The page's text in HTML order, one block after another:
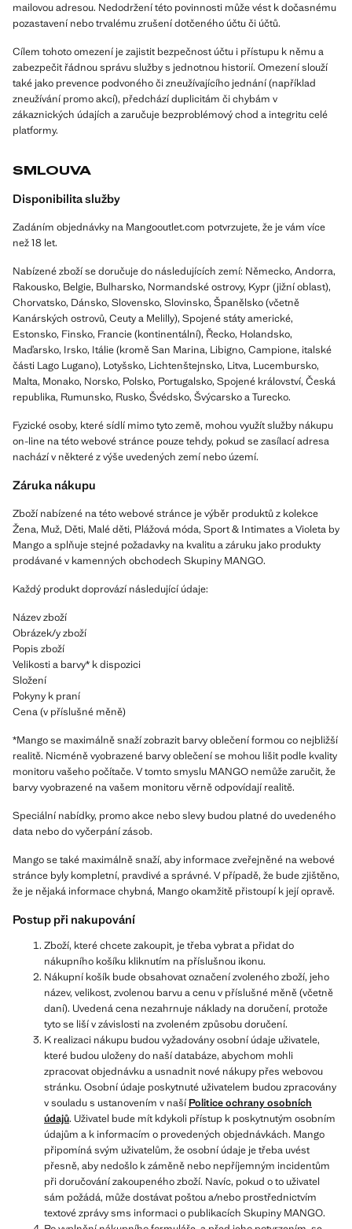
mailovou adresou. Nedodržení této povinnosti může vést k dočasnému
pozastavení nebo trvalému zrušení dotčeného účtu či účtů.
Cílem tohoto omezení je zajistit bezpečnost účtu i přístupu k němu a
zabezpečit řádnou správu služby s jednotnou historií. Omezení slouží
také jako prevence podvoného či zneužívajícího jednání (například
zneužívání promo akcí), předchází duplicitám či chybám v
zákaznických údajích a zaručuje bezproblémový chod a integritu celé
platformy.
SMLOUVA
Disponibilita služby
Zadáním objednávky na Mangooutlet.com potvrzujete, že je vám více
než 18 let.
Nabízené zboží se doručuje do následujících zemí: Německo, Andorra,
Rakousko, Belgie, Bulharsko, Normandské ostrovy, Kypr (jižní oblast),
Chorvatsko, Dánsko, Slovensko, Slovinsko, Španělsko (včetně
Kanárských ostrovů, Ceuty a Melilly), Spojené státy americké,
Estonsko, Finsko, Francie (kontinentální), Řecko, Holandsko,
Maďarsko, Irsko, Itálie (kromě San Marina, Libigno, Campione, italské
části Lago Lugano), Lotyšsko, Lichtenštejnsko, Litva, Lucembursko,
Malta, Monako, Norsko, Polsko, Portugalsko, Spojené království, Česká
republika, Rumunsko, Rusko, Švédsko, Švýcarsko a Turecko.
Fyzické osoby, které sídlí mimo tyto země, mohou využít služby nákupu
on-line na této webové stránce pouze tehdy, pokud se zasílací adresa
nachází v některé z výše uvedených zemí nebo území.
Záruka nákupu
Zboží nabízené na této webové stránce je výběr produktů z kolekce
Žena, Muž, Děti, Malé děti, Plážová móda, Sport & Intimates a Violeta by
Mango a splňuje stejné požadavky na kvalitu a záruku jako produkty
prodávané v kamenných obchodech Skupiny MANGO.
Každý produkt doprovází následující údaje:
Název zboží
Obrázek/y zboží
Popis zboží
Velikosti a barvy* k dispozici
Složení
Pokyny k praní
Cena (v příslušné měně)
*Mango se maximálně snaží zobrazit barvy oblečení formou co nejbližší
realitě. Nicméně vyobrazené barvy oblečení se mohou lišit podle kvality
monitoru vašeho počítače. V tomto smyslu MANGO nemůže zaručit, že
barvy vyobrazené na vašem monitoru věrně odpovídají realitě.
Speciální nabídky, promo akce nebo slevy budou platné do uvedeného
data nebo do vyčerpání zásob.
Mango se také maximálně snaží, aby informace zveřejněné na webové
stránce byly kompletní, pravdivé a správné. V případě, že bude zjištěno,
že je nějaká informace chybná, Mango okamžitě přistoupí k její opravě.
Postup při nakupování
Zboží, které chcete zakoupit, je třeba vybrat a přidat do
nákupního košíku kliknutím na příslušnou ikonu.
Nákupní košík bude obsahovat označení zvoleného zboží, jeho
název, velikost, zvolenou barvu a cenu v příslušné měně (včetně
daní). Uvedená cena nezahrnuje náklady na doručení, protože
tyto se liší v závislosti na zvoleném způsobu doručení.
K realizaci nákupu budou vyžadovány osobní údaje uživatele,
které budou uloženy do naší databáze, abychom mohli
zpracovat objednávku a usnadnit nové nákupy přes webovou
stránku. Osobní údaje poskytnuté uživatelem budou zpracovány
v souladu s ustanovením v naší Politice ochrany osobních
údajů. Uživatel bude mít kdykoli přístup k poskytnutým osobním
údajům a k informacím o provedených objednávkách. Mango
připomíná svým uživatelům, že osobní údaje je třeba uvést
přesně, aby nedošlo k záměně nebo nepříjemným incidentům
při doručování zakoupeného zboží. Navíc, pokud o to uživatel
sám požádá, může dostávat poštou a/nebo prostřednictvím
textové zprávy sms informaci o publikacích Skupiny MANGO.